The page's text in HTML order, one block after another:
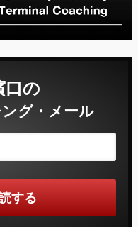
口の
グ・メール